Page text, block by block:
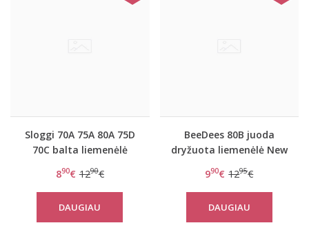
Sloggi 70A 75A 80A 75D
70C balta liemenėlė
890€ 1290€
DAUGIAU
BeeDees 80B juoda
dryžuota liemenėlė New
990€ 1295€
DAUGIAU